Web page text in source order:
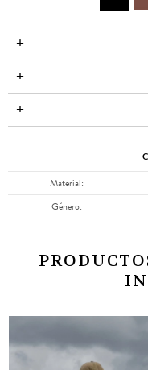
Material
Género